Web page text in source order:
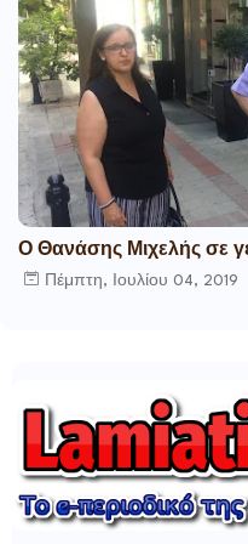
Ο Θανάσης Μιχελής σε
Πέμπτη, Ιουλίου 04, 2019